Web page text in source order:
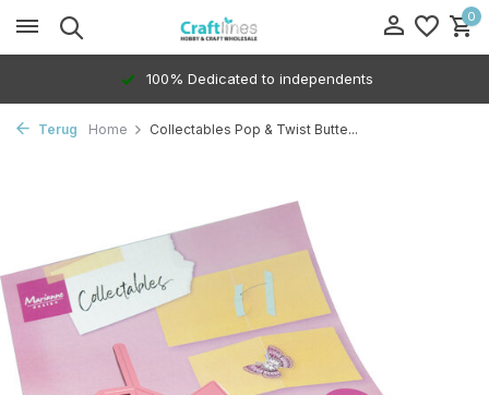
0
100% Dedicated to independents
Terug Home Collectables Pop & Twist Butte...